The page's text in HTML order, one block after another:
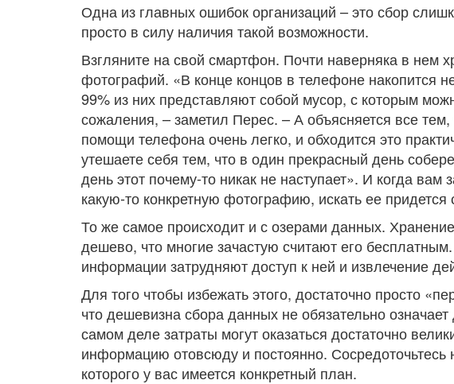
Одна из главных ошибок организаций – это сбор
просто в силу наличия такой возможности.
Взгляните на свой смартфон. Почти наверняка в нем
фотографий. «В конце концов в телефоне накопится
99% из них представляют собой мусор, с которым
сожаления, – заметил Перес. – А объясняется все
помощи телефона очень легко, и обходится это
утешаете себя тем, что в один прекрасный день
день этот почему-то никак не наступает». И когда вам
какую-то конкретную фотографию, искать ее
То же самое происходит и с озерами данных.
дешево, что многие зачастую считают его
информации затрудняют доступ к ней и извлечение
Для того чтобы избежать этого, достаточно просто
что дешевизна сбора данных не обязательно
самом деле затраты могут оказаться достаточно
информацию отовсюду и постоянно.
которого у вас имеется конкретный план.